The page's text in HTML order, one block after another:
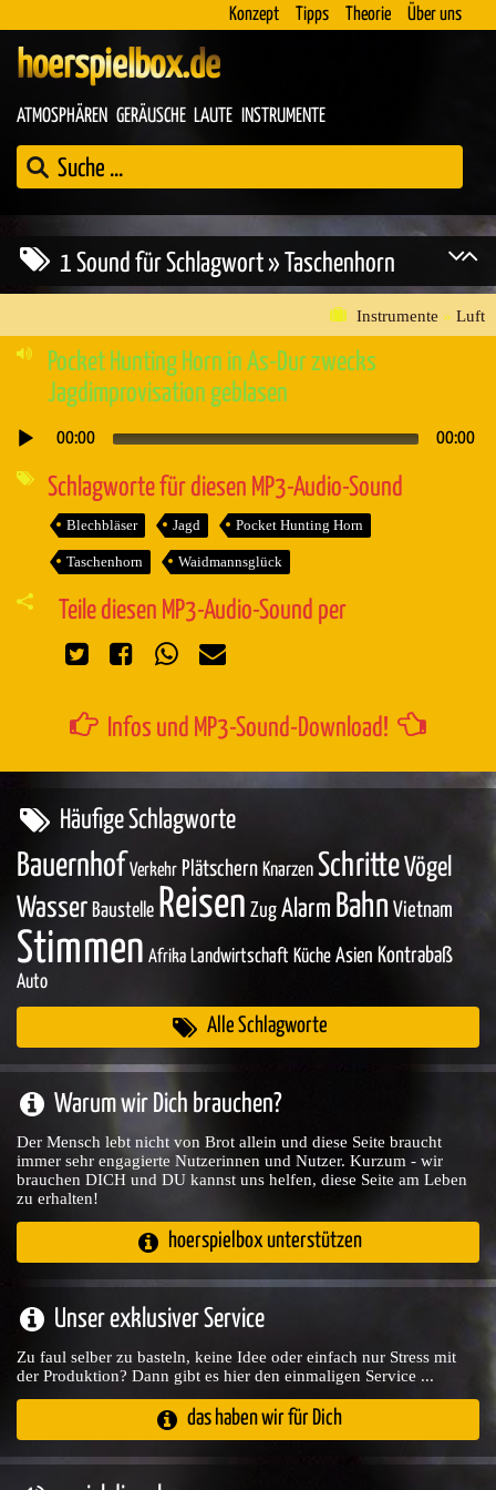
Konzept Tipps Theorie Über uns
hoerspielbox.de
ATMOSPHÄREN GERÄUSCHE LAUTE INSTRUMENTE
1 Sound für Schlagwort » Taschenhorn
Instrumente » Luft
Pocket Hunting Horn in As-Dur zwecks
Jagdimprovisation geblasen
Audio-
00:00 00:00
Schlagworte für diesen MP3-Audio-Sound
Blechbläser Jagd Pocket Hunting Horn
Taschenhorn Waidmannsglück
Teile diesen MP3-Audio-Sound per
Infos und MP3-Sound-Download!
Häufige Schlagworte
Bauernhof Verkehr Plätschern Knarzen SchritteVögel
Wasser Baustelle Reisen Zug Alarm Bahn Vietnam
Stimmen Afrika Landwirtschaft Küche Asien Kontrabaß
Auto
Alle Schlagworte
Warum wir Dich brauchen?
Der Mensch lebt nicht von Brot allein und diese Seite braucht
immer sehr engagierte Nutzerinnen und Nutzer. Kurzum - wir
brauchen DICH und DU kannst uns helfen, diese Seite am Leben
zu erhalten!
hoerspielbox unterstützen
Unser exklusiver Service
Zu faul selber zu basteln, keine Idee oder einfach nur Stress mit
der Produktion? Dann gibt es hier den einmaligen Service ...
das haben wir für Dich